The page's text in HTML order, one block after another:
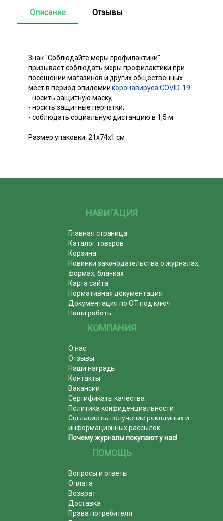
Описание Отзывы
Знак "Соблюдайте меры профилактики"
призывает соблюдать меры профилактики при
посещении магазинов и других общественных
мест в период эпидемии коронавируса COVID-19:
- носить защитную маску;
- носить защитные перчатки;
- соблюдать социальную дистанцию в 1,5 м.
Размер упаковки: 21х74х1 см
НАВИГАЦИЯ
Главная страница
Каталог товаров
Корзина
Новинки законодательства о журналах,
формах, бланках
Карта сайта
Нормативная документация
Документация по ОТ под ключ
Наши работы
КОМПАНИЯ
О нас
Отзывы
Наши награды
Контакты
Вакансии
Сертификаты качества
Политика конфиденциальности
Согласие на получение рекламных и
информационных рассылок
Почему журналы покупают у нас!
ПОМОЩЬ
Вопросы и ответы
Оплата
Возврат
Доставка
Права потребителя